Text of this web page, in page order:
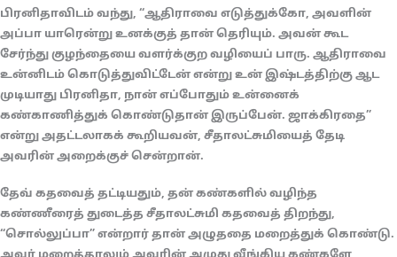
பிரனிதாவிடம் வந்து, “ஆதிராவை எடுத்துக்கோ, அவளின்
அப்பா யாரென்று உனக்குத் தான் தெரியும். அவன் கூட
சேர்ந்து குழந்தையை வளர்க்குற வழியைப் பாரு. ஆதிராவை
உன்னிடம் கொடுத்துவிட்டேன் என்று உன் இஷ்டத்திற்கு ஆட
முடியாது பிரனிதா, நான் எப்போதும் உன்னைக்
கண்காணித்துக் கொண்டுதான் இருப்பேன். ஜாக்கிரதை”
என்று அதட்டலாகக் கூறியவன், சீதாலட்சுமியைத் தேடி
அவரின் அறைக்குச் சென்றான்.
தேவ் கதவைத் தட்டியதும், தன் கண்களில் வழிந்த
கண்ணீரைத் துடைத்த சீதாலட்சுமி கதவைத் திறந்து,
“சொல்லுப்பா” என்றார் தான் அழுததை மறைத்துக் கொண்டு.